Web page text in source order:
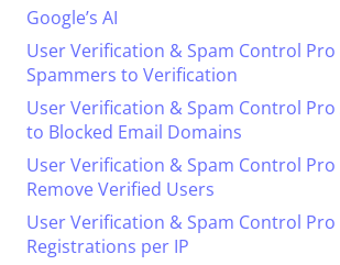
Google’s AI
User Verification & Spam Control Pro
Spammers to Verification
User Verification & Spam Control
to Blocked Email Domains
User Verification & Spam Control
Remove Verified Users
User Verification & Spam Control
Registrations per IP